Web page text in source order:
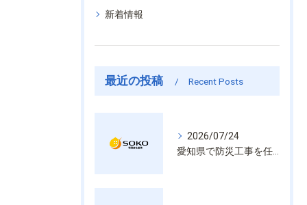
新着情報
最近の投稿 Recent Posts
2026/07/24